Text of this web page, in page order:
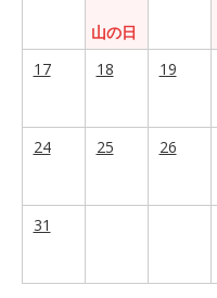
山の日
17
18 19
24 25 26
31